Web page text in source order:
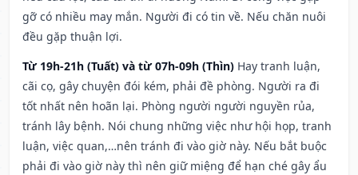
gỡ có nhiều may mắn. Người đi có tin về. Nếu chăn nuôi
đều gặp thuận lợi.
Từ 19h-21h (Tuất) và từ 07h-09h (Thìn) Hay tranh luận,
cãi cọ, gây chuyện đói kém, phải đề phòng. Người ra đi
tốt nhất nên hoãn lại. Phòng người người nguyền rủa,
tránh lây bệnh. Nói chung những việc như hội họp, tranh
luận, việc quan,…nên tránh đi vào giờ này. Nếu bắt buộc
phải đi vào giờ này thì nên giữ miệng để hạn ché gây ẩu